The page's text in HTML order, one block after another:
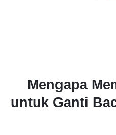
Mengapa
untuk Ganti